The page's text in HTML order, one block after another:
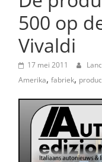
Italiaans
autonieuws
lifestyle
500 op
Vivaldi
17 mei 2011
Amerika, fabriek,